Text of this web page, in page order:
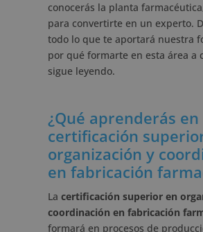
conocerás la planta
para convertirte en un experto.
todo lo que te aportará nuestra
por qué formarte en esta área a
sigue leyendo.
¿Qué aprenderás en
certificación
organización y
en fabricación
La certificación superior en
coordinación en fabricación
formará en procesos de